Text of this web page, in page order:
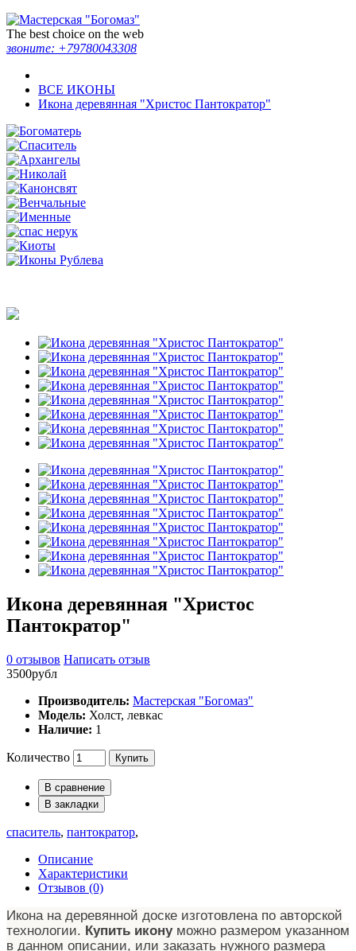
The best choice on the web
звоните: +79780043308
ВСЕ ИКОНЫ
Икона деревянная "Христос Пантократор"
Икона деревянная "Христос
Пантократор"
0 отзывов Написать отзыв
3500рубл
Производитель: Мастерская "Богомаз"
Модель: Холст, левкас
Наличие: 1
Количество Купить
В сравнение
В закладки
спаситель, пантократор,
Описание
Характеристики
Отзывов (0)
Икона на деревянной доске изготовлена по авторской
технологии. Купить иконуможно размером указанном
в данном описании, или заказать нужного размера